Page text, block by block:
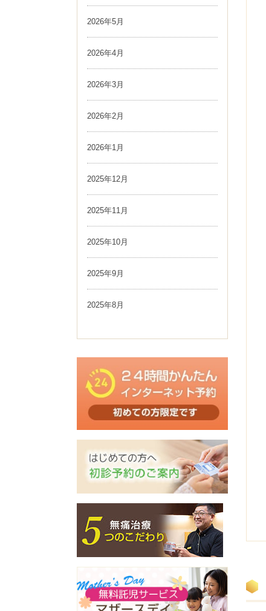
2026年5月
2026年4月
2026年3月
2026年2月
2026年1月
2025年12月
2025年11月
2025年10月
2025年9月
2025年8月